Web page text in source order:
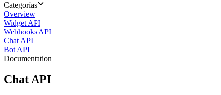
Categorías
Overview
Widget API
Webhooks API
Chat API
Bot API
Documentation
Chat API